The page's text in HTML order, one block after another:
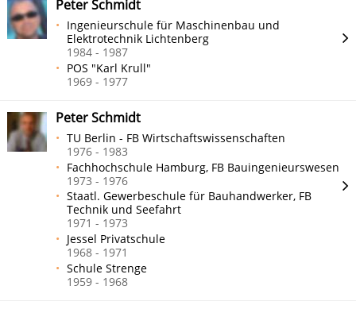
Peter Schmidt
Ingenieurschule für Maschinenbau und
Elektrotechnik Lichtenberg
1984 - 1987
POS "Karl Krull"
1969 - 1977
Peter Schmidt
TU Berlin - FB Wirtschaftswissenschaften
1976 - 1983
Fachhochschule Hamburg, FB Bauingenieurswesen
1973 - 1976
Staatl. Gewerbeschule für Bauhandwerker, FB
Technik und Seefahrt
1971 - 1973
Jessel Privatschule
1968 - 1971
Schule Strenge
1959 - 1968